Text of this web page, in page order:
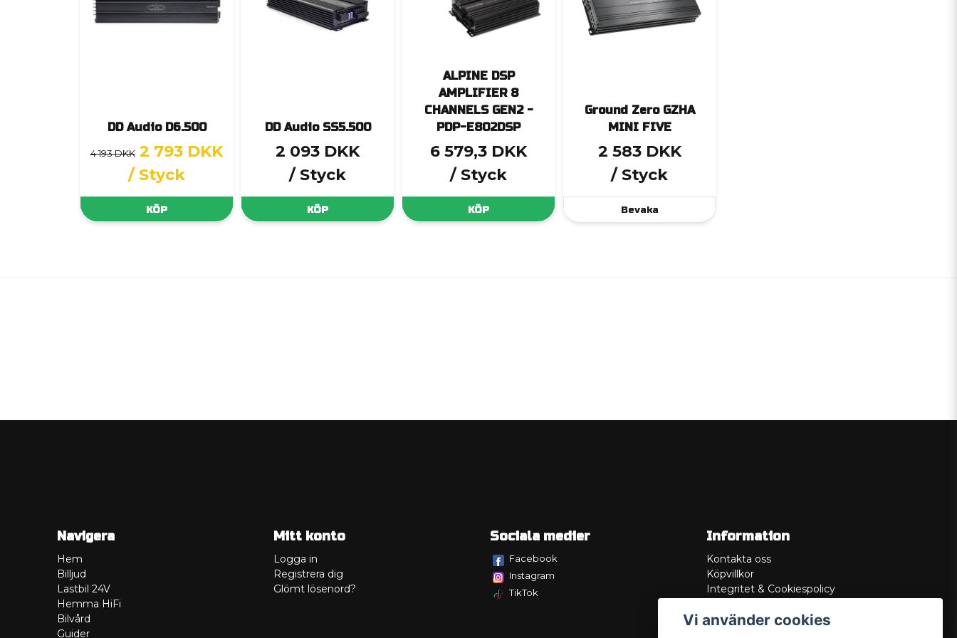
DD Audio D6.500
4 193 DKK 2 793 DKK
/ Styck
KÖP
DD Audio SS5.500
2 093 DKK
/ Styck
KÖP
ALPINE DSP
AMPLIFIER 8
CHANNELS GEN2 -
PDP-E802DSP
6 579,3 DKK
/ Styck
KÖP
Ground Zero GZHA
MINI FIVE
2 583 DKK
/ Styck
Bevaka
Navigera
Hem
Billjud
Lastbil 24V
Hemma HiFi
Bilvård
Guider
Mitt konto
Logga in
Registrera dig
Glömt lösenord?
Sociala medier
Facebook
Instagram
TikTok
Information
Kontakta oss
Köpvillkor
Integritet & Cookiespolicy
Service/Garanti
Vi använder cookies